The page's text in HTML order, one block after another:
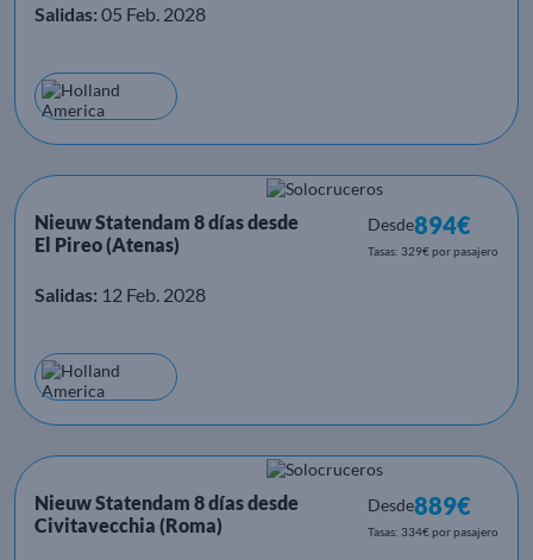
Salidas: 05 Feb. 2028
Nieuw Statendam 8 días desde
El Pireo (Atenas)
Desde894€
Tasas: 329€ por pasajero
Salidas: 12 Feb. 2028
Nieuw Statendam 8 días desde
Civitavecchia (Roma)
Desde889€
Tasas: 334€ por pasajero